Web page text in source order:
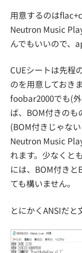
用意するのは
Neutron Music
んでもいいので、
CUEシートは先程
のを用意しておきま
foobar2000でも(
ば、BOM付きのも
(BOM付きじゃな
Neutron Music
れます。少なくと
には、BOM付きと
ても構いません。
とにかくANSIだと